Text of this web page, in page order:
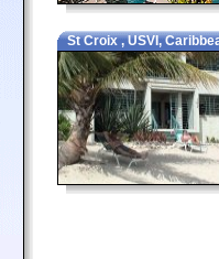
St Croix , USVI,